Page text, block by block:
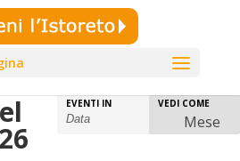
evento
VEDI COME
Mese
EVENTI IN